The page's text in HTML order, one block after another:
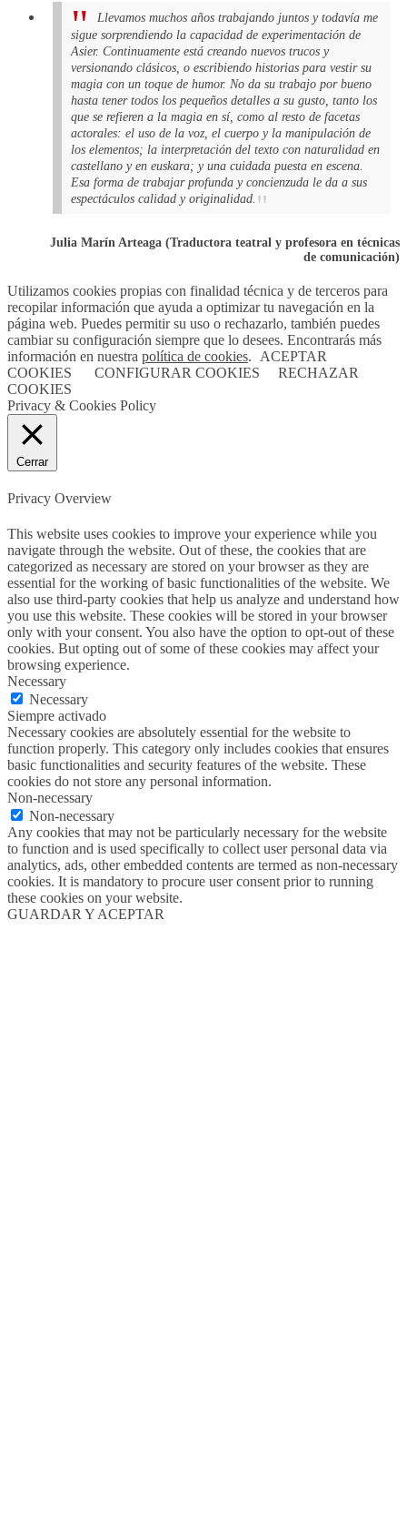
Llevamos muchos años trabajando juntos y todavía me
sigue sorprendiendo la capacidad de experimentación de
Asier. Continuamente está creando nuevos trucos y
versionando clásicos, o escribiendo historias para vestir su
magia con un toque de humor. No da su trabajo por bueno
hasta tener todos los pequeños detalles a su gusto, tanto los
que se refieren a la magia en sí, como al resto de facetas
actorales: el uso de la voz, el cuerpo y la manipulación de
los elementos; la interpretación del texto con naturalidad en
castellano y en euskara; y una cuidada puesta en escena.
Esa forma de trabajar profunda y concienzuda le da a sus
espectáculos calidad y originalidad.
Julia Marín Arteaga (Traductora teatral y profesora en técnicas
de comunicación)
Utilizamos cookies propias con finalidad técnica y de terceros para
recopilar información que ayuda a optimizar tu navegación en la
página web. Puedes permitir su uso o rechazarlo, también puedes
cambiar su configuración siempre que lo desees. Encontrarás más
información en nuestra política de cookies.
ACEPTAR
COOKIES
CONFIGURAR COOKIES
RECHAZAR
COOKIES
Privacy & Cookies Policy
Cerrar
Privacy Overview
This website uses cookies to improve your experience while you
navigate through the website. Out of these, the cookies that are
categorized as necessary are stored on your browser as they are
essential for the working of basic functionalities of the website. We
also use third-party cookies that help us analyze and understand how
you use this website. These cookies will be stored in your browser
only with your consent. You also have the option to opt-out of these
cookies. But opting out of some of these cookies may affect your
browsing experience.
Necessary
Necessary
Siempre activado
Necessary cookies are absolutely essential for the website to
function properly. This category only includes cookies that ensures
basic functionalities and security features of the website. These
cookies do not store any personal information.
Non-necessary
Non-necessary
Any cookies that may not be particularly necessary for the website
to function and is used specifically to collect user personal data via
analytics, ads, other embedded contents are termed as non-necessary
cookies. It is mandatory to procure user consent prior to running
these cookies on your website.
GUARDAR Y ACEPTAR